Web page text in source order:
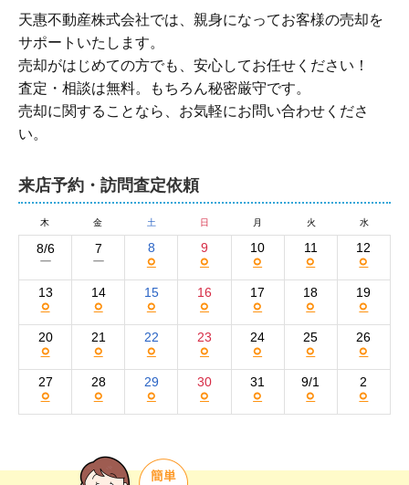
来店予約・訪問査定依頼
木 金 土 日 月 火 水
8/6
ー
7
ー
8
○
9
○
10
○
11
○
12
○
13
○
14
○
15
○
16
○
17
○
18
○
19
○
20
○
21
○
22
○
23
○
24
○
25
○
26
○
27
○
28
○
29
○
30
○
31
○
9/1
○
2
○
天惠不動産株式会社では、親身になってお客様の売却を
サポートいたします。
売却がはじめての方でも、安心してお任せください！
査定・相談は無料。もちろん秘密厳守です。
売却に関することなら、お気軽にお問い合わせくださ
い。